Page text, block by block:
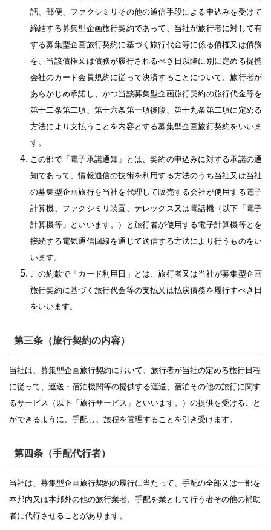
話、郵便、ファクシミリその他の通信手段による申込みを受けて
締結する募集型企画旅行契約であって、当社が旅行者に対して有
する募集型企画旅行契約に基づく旅行代金等に係る債権又は債務
を、当該債権又は債務が履行されるべき日以降に別に定める提携
会社のカード会員規約に従って決済することについて、旅行者が
あらかじめ承諾し、かつ当該募集型企画旅行契約の旅行代金等を
第十二条第二項、第十六条第一項後段、第十九条第二項に定める
方法により支払うことを内容とする募集型企画旅行契約をいいま
す。
この部で「電子承諾通知」とは、契約の申込みに対する承諾の通
知であって、情報通信の技術を利用する方法のうち当社又は当社
の募集型企画旅行を当社を代理して販売する会社が使用する電子
計算機、ファクシミリ装置、テレックス又は電話機（以下「電子
計算機等」といいます。）と旅行者が使用する電子計算機等とを
接続する電気通信回線を通じて送信する方法により行うものをい
います。
この約款で「カード利用日」とは、旅行者又は当社が募集型企画
旅行契約に基づく旅行代金等の支払又は払戻債務を履行すべき日
をいいます。
第三条（旅行契約の内容）
当社は、募集型企画旅行契約において、旅行者が当社の定める旅行日程
に従って、運送・宿泊機関等の提供する運送、宿泊その他の旅行に関す
るサービス（以下「旅行サービス」といいます。）の提供を受けること
ができるように、手配し、旅程を管理することを引き受けます。
第四条（手配代行者）
当社は、募集型企画旅行契約の履行に当たって、手配の全部又は一部を
本邦内又は本邦外の他の旅行業者、手配を業として行う者その他の補助
者に代行させることがあります。